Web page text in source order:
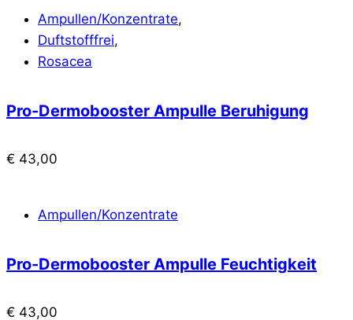
Ampullen/Konzentrate,
Duftstofffrei,
Rosacea
Pro-Dermobooster Ampulle Beruhigung
€ 43,00
Ampullen/Konzentrate
Pro-Dermobooster Ampulle Feuchtigkeit
€ 43,00